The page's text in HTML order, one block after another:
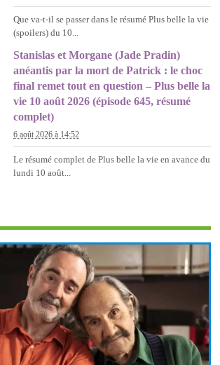
Que va-t-il se passer dans le résumé Plus belle la vie
(spoilers) du 10...
Stanislas et Morgane (Jade Pradin)
anéantis par la mort de Patrick : le choc
final remet tout en question – Plus belle la
vie 10 août 2026 (épisode 645, résumé
complet)
6 août 2026 à 14:52
Le résumé complet de Plus belle la vie en avance du
lundi 10 août...